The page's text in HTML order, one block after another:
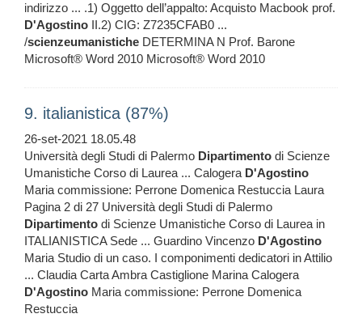
indirizzo ... .1) Oggetto dell’appalto: Acquisto Macbook prof.
D'Agostino II.2) CIG: Z7235CFAB0 ...
/scienzeumanistiche DETERMINA N Prof. Barone
Microsoft® Word 2010 Microsoft® Word 2010
9. italianistica (87%)
26-set-2021 18.05.48
Università degli Studi di Palermo Dipartimento di Scienze
Umanistiche Corso di Laurea ... Calogera D'Agostino
Maria commissione: Perrone Domenica Restuccia Laura
Pagina 2 di 27 Università degli Studi di Palermo
Dipartimento di Scienze Umanistiche Corso di Laurea in
ITALIANISTICA Sede ... Guardino Vincenzo D'Agostino
Maria Studio di un caso. I componimenti dedicatori in Attilio
... Claudia Carta Ambra Castiglione Marina Calogera
D'Agostino Maria commissione: Perrone Domenica
Restuccia